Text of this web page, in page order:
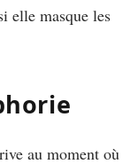
elle masque les
au moment où